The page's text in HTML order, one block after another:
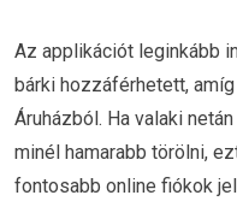
Az applikációt leginkább
bárki hozzáférhetett,
Áruházból. Ha valaki
minél hamarabb törölni,
fontosabb online fiókok